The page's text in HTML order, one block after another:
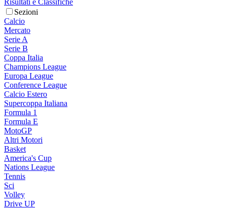
Risultati e Classifiche
Sezioni
Calcio
Mercato
Serie A
Serie B
Coppa Italia
Champions League
Europa League
Conference League
Calcio Estero
Supercoppa Italiana
Formula 1
Formula E
MotoGP
Altri Motori
Basket
America's Cup
Nations League
Tennis
Sci
Volley
Drive UP